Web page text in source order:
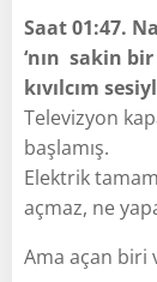
Saat 01:47.
‘nın sakin
kıvılcım
Televizyon
başlamış.
Elektrik
açmaz, ne
Ama açan biri